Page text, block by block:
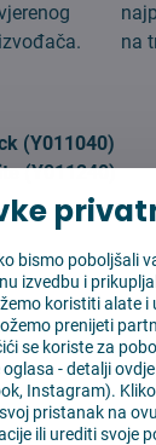
na
(Y011040)
(Y011240)
bismo poboljšali
izvedbu i
koristiti alate i
prenijeti
se koriste za
-detalji ovdje
Instagram).
pristanak na
ili urediti svoje